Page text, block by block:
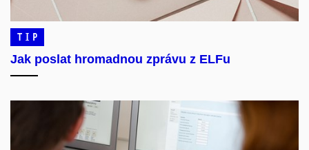
TIP
Jak poslat hromadnou zprávu z ELFu